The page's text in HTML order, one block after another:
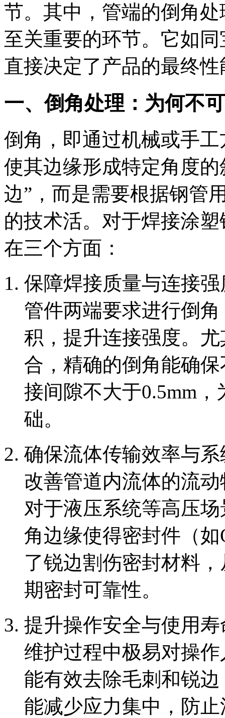
节。其中，管端的倒角
至关重要的环节。它如
直接决定了产品的最终
一、倒角处理：为何不
倒角，即通过机械或手
使其边缘形成特定角度
边”，而是需要根据钢管
的技术活。对于焊接涂
在三个方面：
保障焊接质量与连接
管件两端要求进行倒
积，提升连接强度。
合，精确的倒角能确
接间隙不大于0.5mm
础。
确保流体传输效率与
改善管道内流体的流
对于液压系统等高压
角边缘使得密封件（
了锐边割伤密封材料
期密封可靠性。
提升操作安全与使用
维护过程中极易对操
能有效去除毛刺和锐
能减少应力集中，防